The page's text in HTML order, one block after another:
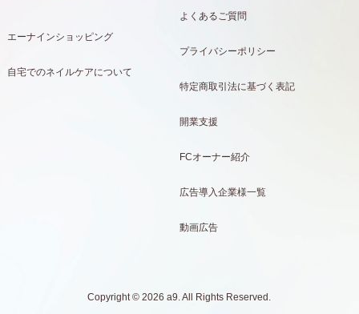
エーナインショッピング
自宅でのネイルケアについて
よくあるご質問
プライバシーポリシー
特定商取引法に基づく表記
開業支援
FCオーナー紹介
広告導入企業様一覧
動画広告
Copyright © 2026 a9. All Rights Reserved.